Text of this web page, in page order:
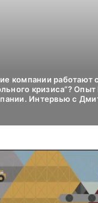
компании работают
кризиса”?
Интервью с